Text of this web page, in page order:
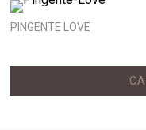
PINGENTE LOVE